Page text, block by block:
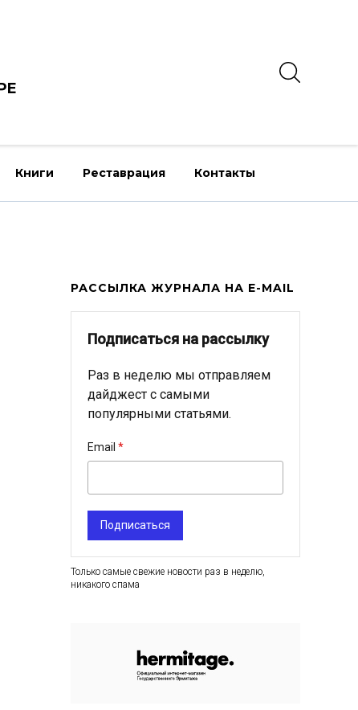
Книги Реставрация Контакты
РАССЫЛКА ЖУРНАЛА НА E-MAIL
Подписаться на рассылку
Раз в неделю мы отправляем
дайджест с самыми
популярными статьями.
Email
Подписаться
Только самые свежие новости раз в неделю,
никакого спама